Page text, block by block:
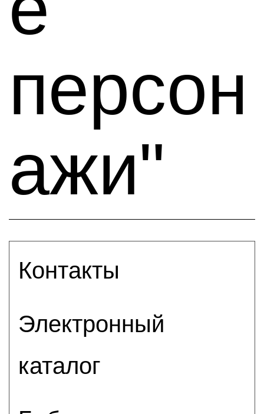
персон
ажи"
Контакты
Электронный
каталог